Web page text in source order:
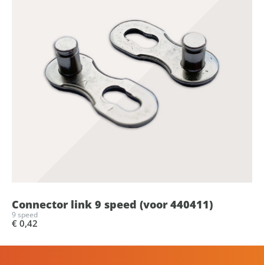
Connector link 9 speed (voor 440411)
9 speed
€ 0,42